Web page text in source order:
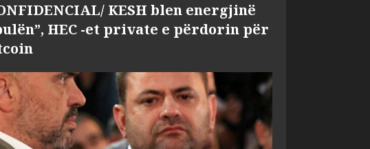
KESH blen energjinë
HEC -et private e përdorin për